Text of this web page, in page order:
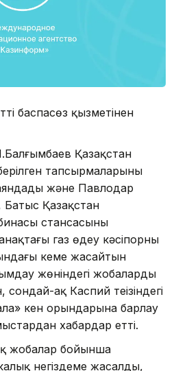
баспасөз қызметінен
Қазақстан
тапсырмаларының
және Павлодар
Қазақстан
стансасының
газ өңдеу кәсіпорны
кеме жасайтын
жөніндегі жобаларды
ақ Каспий теңізіндегі
кен орындарына барлау
хабардар етті.
жобалар бойынша
негіздеме жасалды,